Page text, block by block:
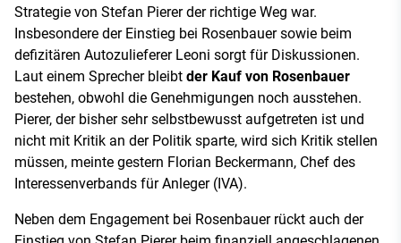
Strategie von Stefan Pierer der richtige Weg war.
Insbesondere der Einstieg bei Rosenbauer sowie beim
defizitären Autozulieferer Leoni sorgt für Diskussionen.
Laut einem Sprecher bleibt der Kauf von Rosenbauer
bestehen, obwohl die Genehmigungen noch ausstehen.
Pierer, der bisher sehr selbstbewusst aufgetreten ist und
nicht mit Kritik an der Politik sparte, wird sich Kritik stellen
müssen, meinte gestern Florian Beckermann, Chef des
Interessenverbands für Anleger (IVA).
Neben dem Engagement bei Rosenbauer rückt auch der